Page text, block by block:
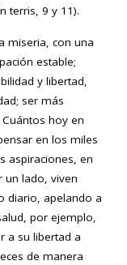
terris, 9 y 11).
miseria, con una
estable;
y libertad,
ser más
hoy en
en los miles
aspiraciones, en
un lado, viven
diario, apelando a
por ejemplo,
a su libertad a
de manera